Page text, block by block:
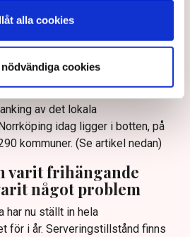
alla cookies
cookies
”kör ett
en del tjänstemän i kommunen
Nilsson och hänvisar till
av det lokala
idag ligger i botten, på
kommuner. (Se artikel nedan)
varit frihängande
något problem
har nu ställt in hela
för i år. Serveringstillstånd finns